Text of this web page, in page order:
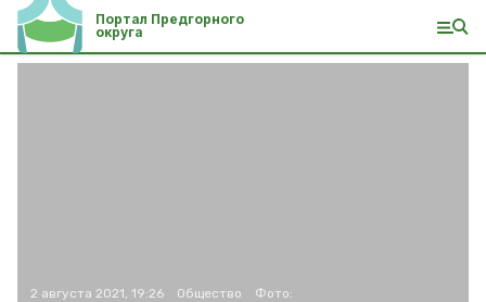
Портал Предгорного
округа
2 августа 2021, 19:26 Общество Фото: